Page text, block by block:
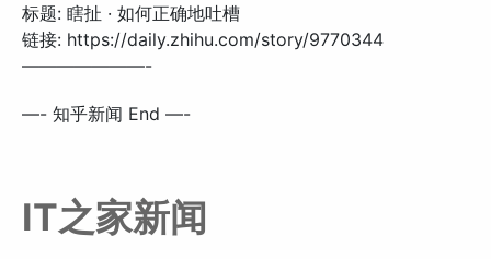
标题: 瞎扯 · 如何正确地吐槽
链接: https://daily.zhihu.com/story/9770344
———————-
—- 知乎新闻 End —-
IT之家新闻